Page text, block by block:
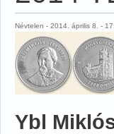
Névtelen - 2014. április 8. -
Ybl